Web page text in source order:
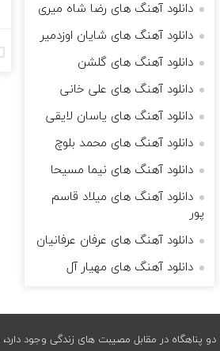
دانلود آهنگ های رضا شاه میری
دانلود آهنگ های شایان اوزدمیر
دانلود آهنگ های گلشن
دانلود آهنگ های علی خانی
دانلود آهنگ های یاسان لایقی
دانلود آهنگ های محمد بلوچ
دانلود آهنگ های نیما مسیحا
دانلود آهنگ های میلاد قاسم
پور
دانلود آهنگ های عرفان عرفانیان
دانلود آهنگ های مهیار آل
دو پناهگاه در مقابل مصیبت های زندگی وجود